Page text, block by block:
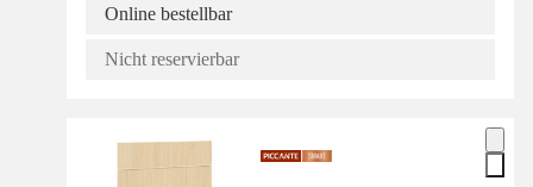
Online bestellbar
Nicht reservierbar